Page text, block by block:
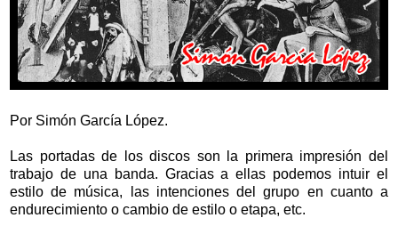
Por Simón García López.
Las portadas de los discos son la primera impresión del
trabajo de una banda. Gracias a ellas podemos intuir el
estilo de música, las intenciones del grupo en cuanto a
endurecimiento o cambio de estilo o etapa, etc.